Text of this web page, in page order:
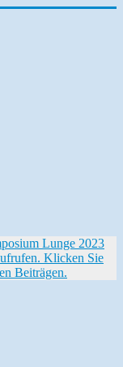
Lunge 2023
Klicken Sie
Beiträgen.